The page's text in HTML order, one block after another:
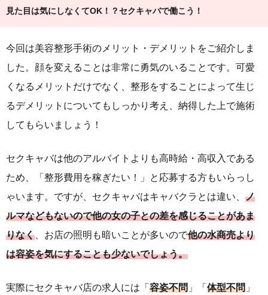
見た目は気にしなくてOK！？セクキャバで働こう！
今回は美容整形手術のメリット・デメリットをご紹介しま
した。顔を変えることは非常に勇気のいることです。可愛
くなるメリットだけでなく、整形をすることによって生じ
るデメリットについてもしっかり考え、納得した上で施術
してもらいましょう！
セクキャバは他のアルバイトよりも高時給・高収入である
ため、「整形費用を稼ぎたい！」と応募する方もいらっし
ゃいます。ですが、セクキャバはキャバクラとは違い、 ノ
ルマなどもないので他の女の子との差を感じることがあま
りなく 、お店の照明も暗いことが多いので他の水商売より
は容姿を気にすることも少ないでしょう。
実際にセクキャバ店の求人には「 容姿不問 」「 体型不問 」